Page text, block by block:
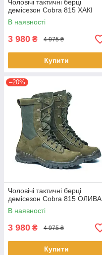
Чоловічі тактичні берці
демісезон Cobra 815 ХАКІ
В наявності
3 980 ₴ 4 975 ₴
Купити
–20%
Чоловічі тактичні берці
демісезон Cobra 815 ОЛИВА
В наявності
3 980 ₴ 4 975 ₴
Купити